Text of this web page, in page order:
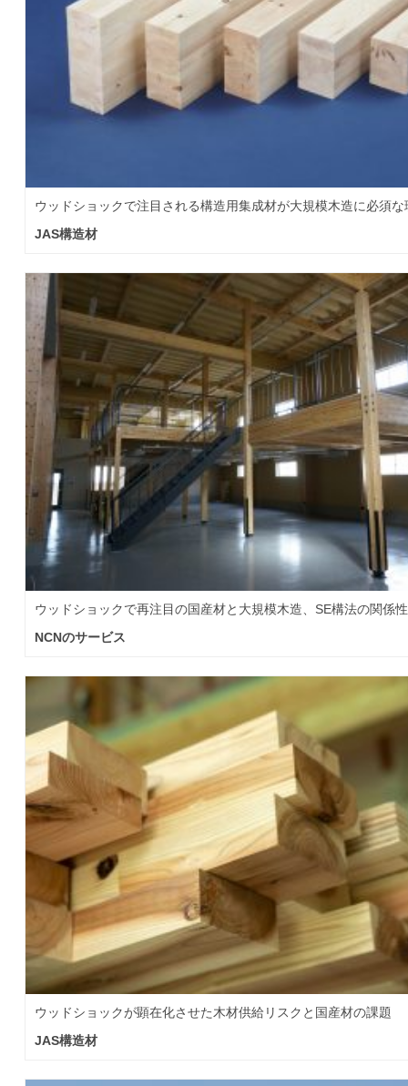
ウッドショックで注目される構造用集成材が大規模木造に必須な
JAS構造材
ウッドショックで再注目の国産材と大規模木造、SE構法の関係性
NCNのサービス
ウッドショックが顕在化させた木材供給リスクと国産材の課題
JAS構造材